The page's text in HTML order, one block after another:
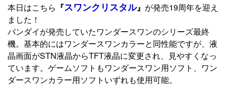
本日はこちら 『スワンクリスタル』 が発売19周年を迎え
ました！
バンダイが発売していたワンダースワンのシリーズ最終
機。基本的にはワンダースワンカラーと同性能ですが、液
晶画面がSTN液晶からTFT液晶に変更され、見やすくなっ
ています。ゲームソフトもワンダースワン用ソフト、ワン
ダースワンカラー用ソフトいずれも使用可能。